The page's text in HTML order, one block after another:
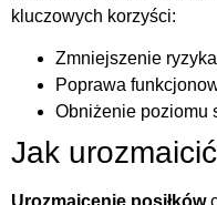
kluczowych korzyści:
Zmniejszenie
Poprawa
Obniżenie poziomu
Jak
Urozmaicenie posiłków